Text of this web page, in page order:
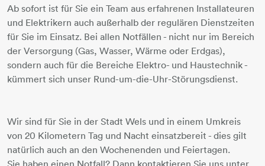
Ab sofort ist für Sie ein Team aus erfahrenen Installateuren
und Elektrikern auch außerhalb der regulären Dienstzeiten
für Sie im Einsatz. Bei allen Notfällen - nicht nur im Bereich
der Versorgung (Gas, Wasser, Wärme oder Erdgas),
sondern auch für die Bereiche Elektro- und Haustechnik -
kümmert sich unser Rund-um-die-Uhr-Störungsdienst.
Wir sind für Sie in der Stadt Wels und in einem Umkreis
von 20 Kilometern Tag und Nacht einsatzbereit - dies gilt
natürlich auch an den Wochenenden und Feiertagen.
Sie haben einen Notfall? Dann kontaktieren Sie uns unter